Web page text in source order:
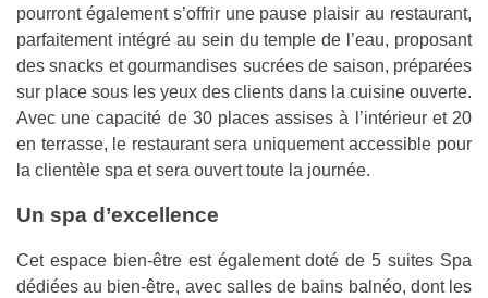
pourront également s’offrir une pause plaisir au restaurant,
parfaitement intégré au sein du temple de l’eau, proposant
des snacks et gourmandises sucrées de saison, préparées
sur place sous les yeux des clients dans la cuisine ouverte.
Avec une capacité de 30 places assises à l’intérieur et 20
en terrasse, le restaurant sera uniquement accessible pour
la clientèle spa et sera ouvert toute la journée.
Un spa d’excellence
Cet espace bien-être est également doté de 5 suites Spa
dédiées au bien-être, avec salles de bains balnéo, dont les